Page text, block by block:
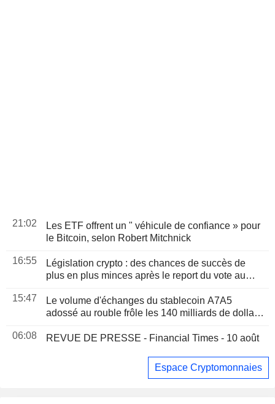
21:02
Les ETF offrent un " véhicule de confiance » pour
le Bitcoin, selon Robert Mitchnick
16:55
Législation crypto : des chances de succès de
plus en plus minces après le report du vote au
15:47
Le volume d'échanges du stablecoin A7A5
adossé au rouble frôle les 140 milliards de dollars
06:08
REVUE DE PRESSE - Financial Times - 10 août
Espace Cryptomonnaies